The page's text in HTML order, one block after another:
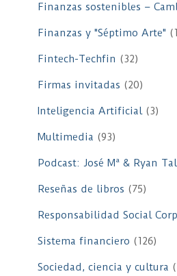
Finanzas sostenibles –
Finanzas y "Séptimo Arte"
Fintech-Techfin (32)
Firmas invitadas (20)
Inteligencia Artificial(3)
Multimedia (93)
Podcast: José Mª & Ryan
Reseñas de libros (75)
Responsabilidad Social
Sistema financiero (126)
Sociedad, ciencia y cultura